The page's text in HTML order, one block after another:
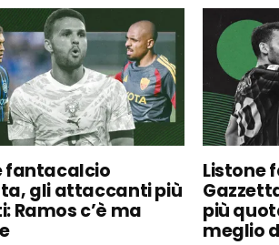
fantacalcio
gli attaccanti più
Ramos c’è ma
Listone
più
meglio